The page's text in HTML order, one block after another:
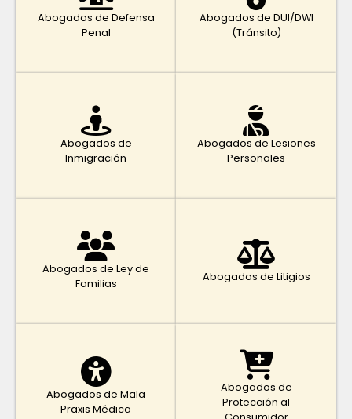
Abogados de Defensa
Penal
Abogados de DUI/DWI
(Tránsito)
Abogados de
Inmigración
Abogados de Lesiones
Personales
Abogados de Ley de
Familias
Abogados de Litigios
Abogados de Mala
Praxis Médica
Abogados de
Protección al